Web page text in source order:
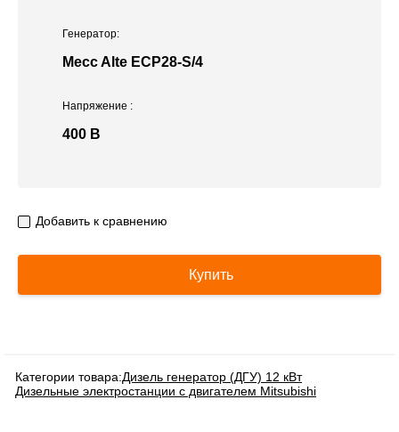
Напряжение :
400 В
Генератор:
Mecc Alte ECP28-S/4
Добавить к сравнению
Купить
Категории товара:Дизель генератор (ДГУ) 12 кВт
Дизельные электростанции с двигателем Mitsubishi